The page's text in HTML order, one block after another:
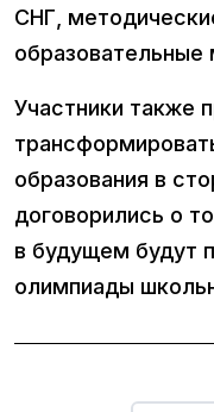
СНГ,
образовательные
Участники также
образования в
договорились о
в будущем будут
олимпиады